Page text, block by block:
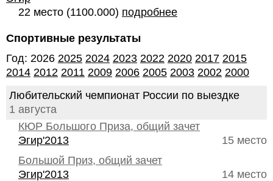
22 место (1100.000) подробнее
Спортивные результаты
Год: 2026 2025 2024 2023 2022 2020 2017 2015
2014 2012 2011 2009 2006 2005 2003 2002 2000
Любительский чемпионат России по выездке
1 августа
КЮР Большого Приза, общий зачет
15 место
Эгир'2013
Большой Приз, общий зачет
14 место
Эгир'2013